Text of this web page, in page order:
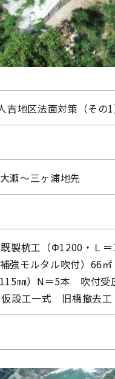
吉地区法面対策（その
瀬～三ヶ浦地先
製杭工（Φ1200・Ｌ＝
強モルタル吹付）
115㎜）N＝5本 吹付
設工一式 旧橋撤去